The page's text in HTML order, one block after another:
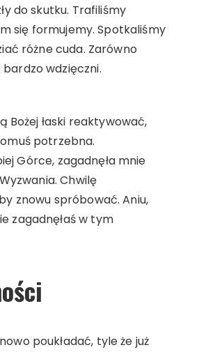
do skutku. Trafiliśmy
się formujemy. Spotkaliśmy
różne cuda. Zarówno
wdzięczni.
łaski reaktywować,
potrzebna.
Górce, zagadnęła mnie
Chwilę
znowu spróbować. Aniu,
zagadnęłaś w tym
poukładać, tyle że już